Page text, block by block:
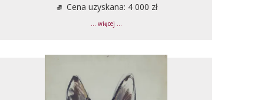
Cena uzyskana: 4 000 zł
... więcej ...